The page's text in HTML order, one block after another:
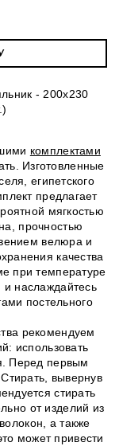
- 200х230
комплектами
Изготовленные
египетского
предлагает
мягкостью
прочностью
велюра и
качества
при температуре
и наслаждайтесь
постельного
рекомендуем
использовать
Перед первым
вывернув
стирать
от изделий из
а также
может привести